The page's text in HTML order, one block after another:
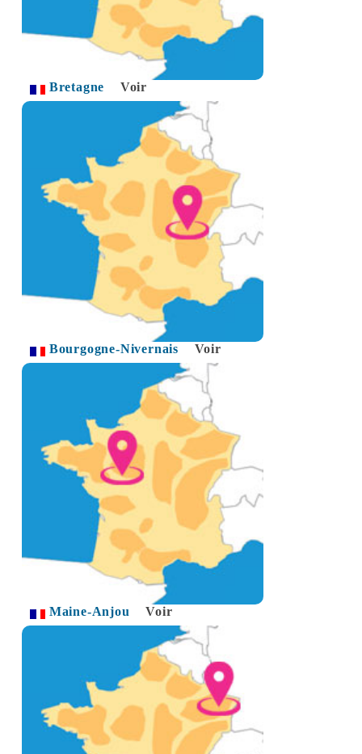
Bretagne Voir
Bourgogne-Nivernais Voir
Maine-Anjou Voir